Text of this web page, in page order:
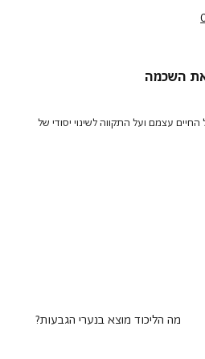
עצמם ועל התקווה לשינוי יסודי של
מה הליכוד מוצא בנערי הגבעות?